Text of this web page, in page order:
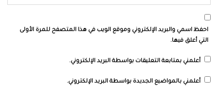
احفظ اسمي والبريد الإلكتروني وموقع الويب في هذا المتصفح للمرة الأولى
التي أعلق فيها.
أعلمني بمتابعة التعليقات بواسطة البريد الإلكتروني.
أعلمني بالمواضيع الجديدة بواسطة البريد الإلكتروني.